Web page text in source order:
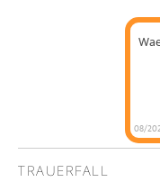
08/
TRAUERFALL